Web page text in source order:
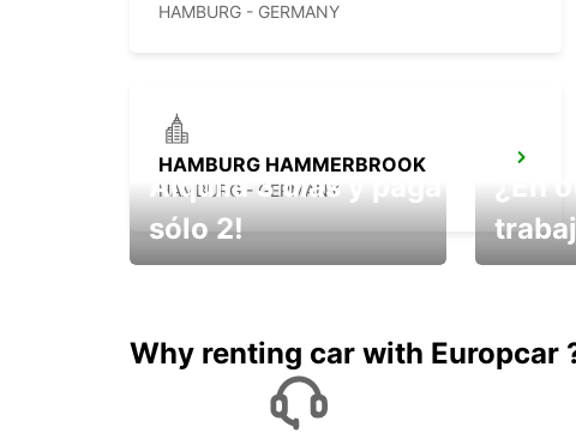
HAMBURG - GERMANY
HAMBURG HAMMERBROOK
HAMBURG - GERMANY
Alquila 3 días y paga
sólo 2!
¿En
Why renting car with Europcar